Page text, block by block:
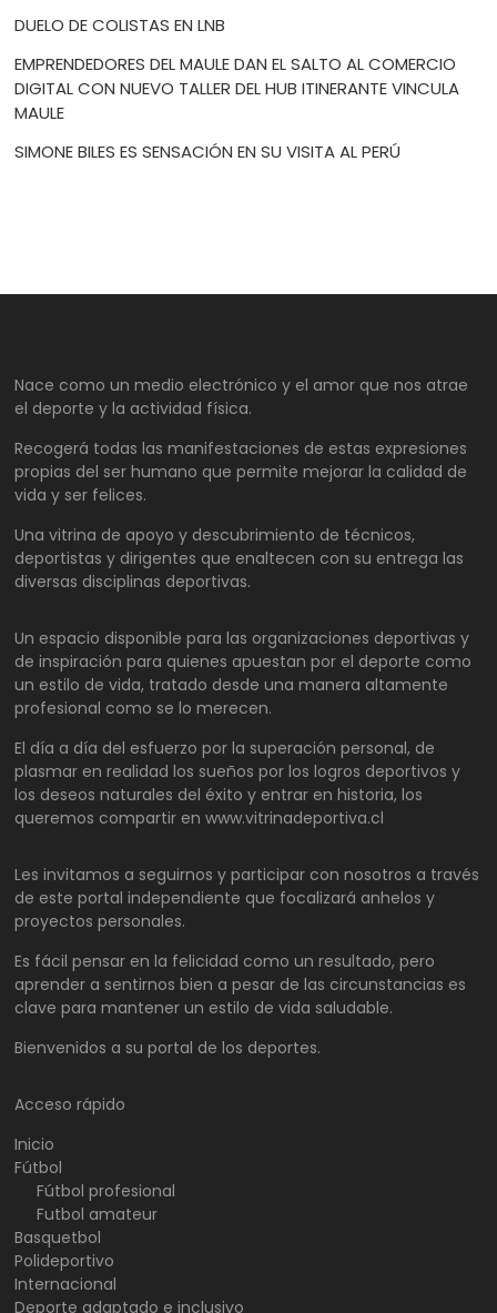
DUELO DE COLISTAS EN LNB
EMPRENDEDORES DEL MAULE DAN EL SALTO AL COMERCIO
DIGITAL CON NUEVO TALLER DEL HUB ITINERANTE VINCULA
MAULE
SIMONE BILES ES SENSACIÓN EN SU VISITA AL PERÚ
Nace como un medio electrónico y el amor que nos atrae
el deporte y la actividad física.
Recogerá todas las manifestaciones de estas expresiones
propias del ser humano que permite mejorar la calidad de
vida y ser felices.
Una vitrina de apoyo y descubrimiento de técnicos,
deportistas y dirigentes que enaltecen con su entrega las
diversas disciplinas deportivas.
Un espacio disponible para las organizaciones deportivas y
de inspiración para quienes apuestan por el deporte como
un estilo de vida, tratado desde una manera altamente
profesional como se lo merecen.
El día a día del esfuerzo por la superación personal, de
plasmar en realidad los sueños por los logros deportivos y
los deseos naturales del éxito y entrar en historia, los
queremos compartir en www.vitrinadeportiva.cl
Les invitamos a seguirnos y participar con nosotros a través
de este portal independiente que focalizará anhelos y
proyectos personales.
Es fácil pensar en la felicidad como un resultado, pero
aprender a sentirnos bien a pesar de las circunstancias es
clave para mantener un estilo de vida saludable.
Bienvenidos a su portal de los deportes.
Acceso rápido
Inicio
Fútbol
Fútbol profesional
Futbol amateur
Basquetbol
Polideportivo
Internacional
Deporte adaptado e inclusivo